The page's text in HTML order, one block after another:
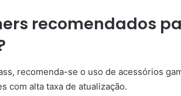
recomendados
recomenda-se o uso de acessórios
com alta taxa de atualização.